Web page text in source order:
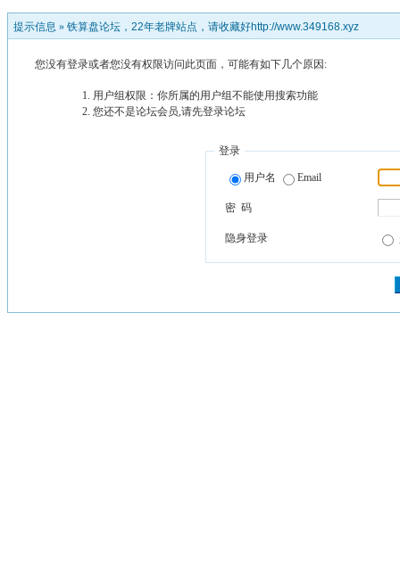
提示信息 » 铁算盘论坛，22年老牌站点，请收藏好http://www.349168.xyz
您没有登录或者您没有权限访问此页面，可能有如下几个原因:
用户组权限：你所属的用户组不能使用搜索功能
您还不是论坛会员,请先登录论坛
登录
用户名 Email
密 码
隐身登录